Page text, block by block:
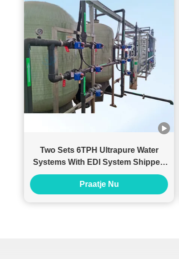
Two Sets 6TPH Ultrapure Water
Systems With EDI System Shipped
To Malaysian Customer
Praatje Nu